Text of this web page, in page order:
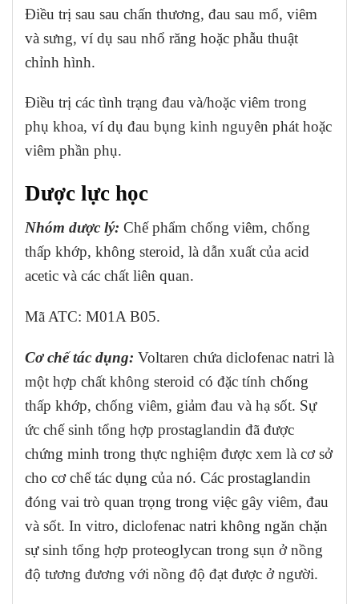
Điều trị sau sau chấn thương, đau sau mổ, viêm
và sưng, ví dụ sau nhổ răng hoặc phẫu thuật
chỉnh hình.
Điều trị các tình trạng đau và/hoặc viêm trong
phụ khoa, ví dụ đau bụng kinh nguyên phát hoặc
viêm phần phụ.
Dược lực học
Nhóm dược lý: Chế phẩm chống viêm, chống
thấp khớp, không steroid, là dẫn xuất của acid
acetic và các chất liên quan.
Mã ATC: M01A B05.
Cơ chế tác dụng: Voltaren chứa diclofenac natri là
một hợp chất không steroid có đặc tính chống
thấp khớp, chống viêm, giảm đau và hạ sốt. Sự
ức chế sinh tổng hợp prostaglandin đã được
chứng minh trong thực nghiệm được xem là cơ sở
cho cơ chế tác dụng của nó. Các prostaglandin
đóng vai trò quan trọng trong việc gây viêm, đau
và sốt. In vitro, diclofenac natri không ngăn chặn
sự sinh tổng hợp proteoglycan trong sụn ở nồng
độ tương đương với nồng độ đạt được ở người.